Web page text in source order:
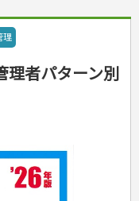
理
理者パターン別